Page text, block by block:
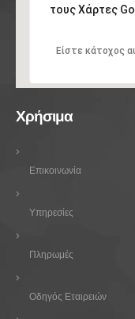
τους Χάρτες
Είστε κάτοχος
Χρήσιμα
Επικοινωνία
Υπηρεσίες
Πληρωμές
Οδηγός Εταιρειών